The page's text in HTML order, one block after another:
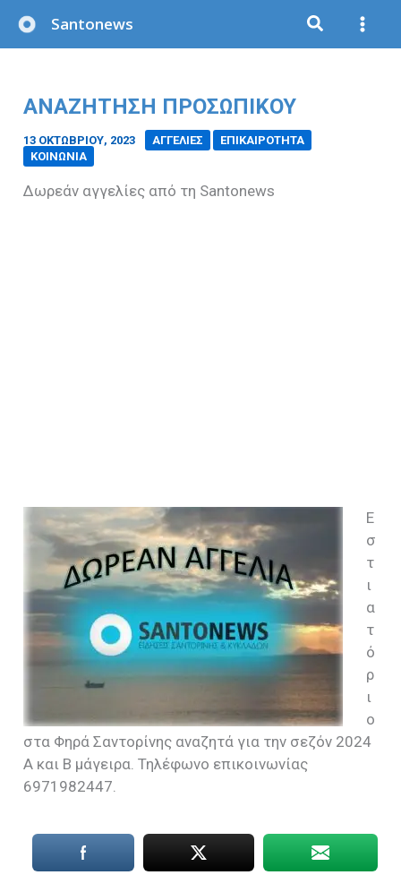
στο
Santonews
ΑΝΑΖΉΤΗΣΗ ΠΡΟΣΩΠΙΚΟΎ
13 ΟΚΤΩΒΡΊΟΥ, 2023 ΑΓΓΕΛΙΕΣ
ΕΠΙΚΑΙΡΟΤΗΤΑ
ΚΟΙΝΩΝΙΑ
Δωρεάν αγγελίες από τη Santonews
Ε
σ
τ
ι
α
τ
ό
ρ
ι
ο
στα Φηρά Σαντορίνης αναζητά για την σεζόν 2024
Α και Β μάγειρα. Τηλέφωνο επικοινωνίας
6971982447.